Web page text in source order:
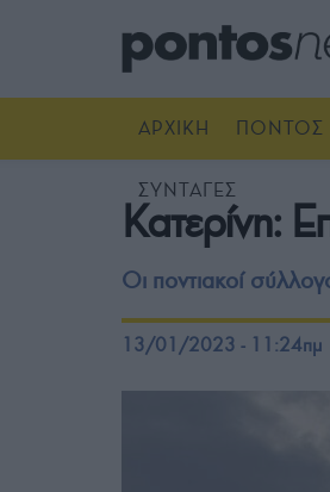
ΑΡΧΙΚΗ ΠΟΝΤΟΣ
ΣΥΝΤΑΓΕΣ
Κατερίνη:
Οι ποντιακοί
13/01/2023 - 11:24πμ